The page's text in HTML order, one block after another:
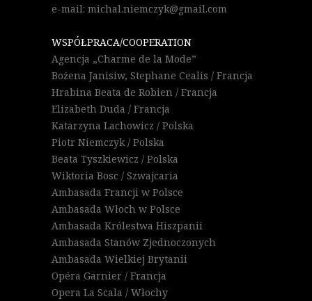
e-mail: michal.niemczyk@gmail.com
WSPÓŁPRACA/COOPERATION
Agencja „Charme de la Mode”
Bożena Janisiw, Stephane Cealis / Francja
Hrabina Beata de Robien / Francja
Elizabeth Duda / Francja
Katarzyna Lachowicz / Polska
Piotr Niemczyk / Polska
Beata Tyszkiewicz / Polska
Wiktoria Bosc / Szwajcaria
Ambasada Francji w Polsce
Ambasada Włoch w Polsce
Ambasada Królestwa Hiszpanii
Ambasada Stanów Zjednoczonych
Ambasada Wielkiej Brytanii
Opéra Garnier / Francja
Opera La Scala / Włochy